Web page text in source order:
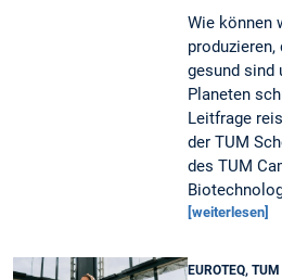
Wie können
gesund sind
Planeten
Leitfrage
der TUM
des TUM
[weiterlesen]
EUROTEQ,